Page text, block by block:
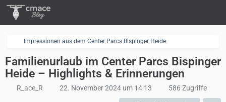
Impressionen aus dem Center Parcs Bispinger Heide
Familienurlaub im Center Parcs Bispinger
Heide – Highlights & Erinnerungen
R_ace_R 22. November 2024 um 14:13 586 Zugriffe